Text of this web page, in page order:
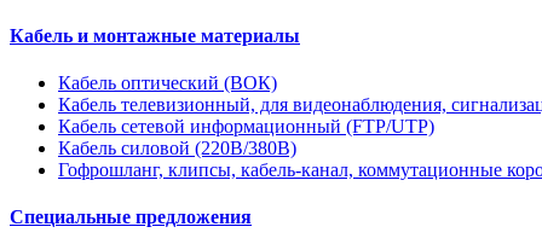
Кабель и монтажные материалы
Кабель оптический (ВОК)
Кабель телевизионный, для видеонаблюдения,
Кабель сетевой информационный (FTP/UTP)
Кабель силовой (220В/380В)
Гофрошланг, клипсы, кабель-канал, коммутационные
Специальные предложения